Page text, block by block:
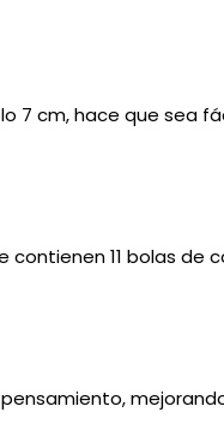
7 cm, hace que sea
11 bolas de